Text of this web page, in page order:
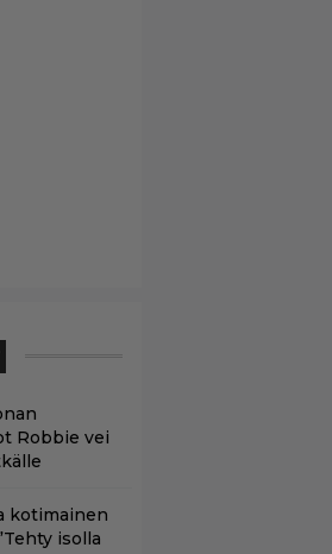
Robbie vei
kotimainen
isolla